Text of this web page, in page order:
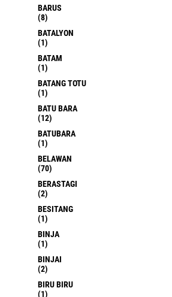
BARUS
(8)
BATALYON
(1)
BATAM
(1)
BATANG TOTU
(1)
BATU BARA
(12)
BATUBARA
(1)
BELAWAN
(70)
BERASTAGI
(2)
BESITANG
(1)
BINJA
(1)
BINJAI
(2)
BIRU BIRU
(1)